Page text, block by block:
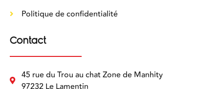
Politique de confidentialité
Contact
45 rue du Trou au chat Zone de Manhity
97232 Le Lamentin